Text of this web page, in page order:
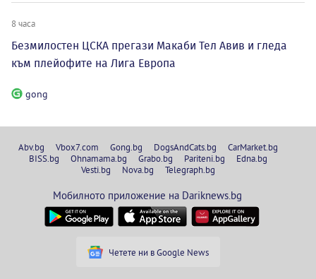
8 часа
Безмилостен ЦСКА прегази Макаби Тел Авив и гледа
към плейофите на Лига Европа
gong
Abv.bg Vbox7.com Gong.bg DogsAndCats.bg
CarMarket.bg
BISS.bg
Ohnamama.bg Grabo.bg Pariteni.bg
Edna.bg
Vesti.bg
Nova.bg Telegraph.bg
Мобилното приложение на Dariknews.bg
Четете ни в Google News